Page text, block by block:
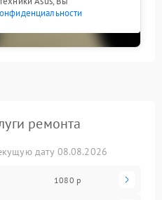
ремонта
дату 08.08.2026
1080 р